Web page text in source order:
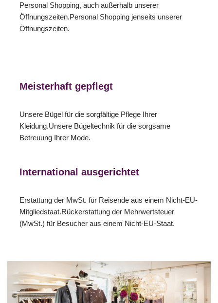
Personal Shopping, auch außerhalb unserer
Öffnungszeiten.Personal Shopping jenseits unserer
Öffnungszeiten.
Meisterhaft gepflegt
Unsere Bügel für die sorgfältige Pflege Ihrer
Kleidung.Unsere Bügeltechnik für die sorgsame
Betreuung Ihrer Mode.
International ausgerichtet
Erstattung der MwSt. für Reisende aus einem Nicht-EU-
Mitgliedstaat.Rückerstattung der Mehrwertsteuer
(MwSt.) für Besucher aus einem Nicht-EU-Staat.